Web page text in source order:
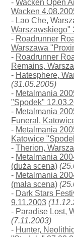
-Wacken Open
Wacken
- Lao Che,
Warszawskiego"
- Roadrunner
Warszawa
- Roadrunner
Remains,
- Hatesphere,
(31.05.2005)
- Metalmania
"Spodek"
- Metalmania
Funeral,
- Metalmania
Katowice
-Therion,
- Metalmania
(duża scena)
- Metalmania
(mała scena)
- Dark Stars
9.11.2003
- Paradise Lost,
(7.11.2003)
- Hunter,